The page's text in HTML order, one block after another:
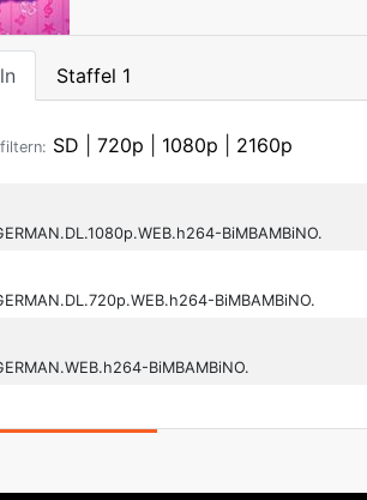
Staffel 1
SD 720p 1080p 2160p
BiMBAMBiNO.
BiMBAMBiNO.
BiMBAMBiNO.